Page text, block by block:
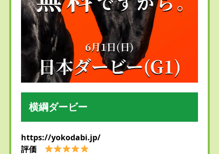
横綱ダービー
https://yokodabi.jp/
評価